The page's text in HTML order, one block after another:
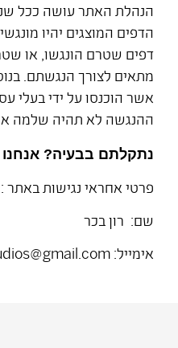
הנהלת האתר עושה ככל
הדפים המוצגים יהיו
דפים שטרם הונגשו, או
מתאים לצורך הנגשתם.
אשר הוכנסו על ידי בעלי
ההנגשה לא תהיה שלמה
נתקלתם בבעיה? אנחנו
פרטי אחראי נגישות באתר :
שם: רון בכר
אימייל: wendydigitalstudios@gmail.com